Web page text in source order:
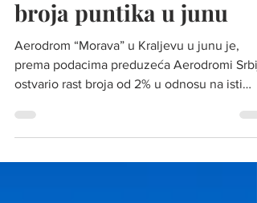
broja puntika u junu
Aerodrom “Morava” u Kraljevu u junu je,
prema podacima preduzeća Aerodromi
ostvario rast broja od 2% u odnosu na isti
"Aerodromi Srbije" , kroz kraljevacki